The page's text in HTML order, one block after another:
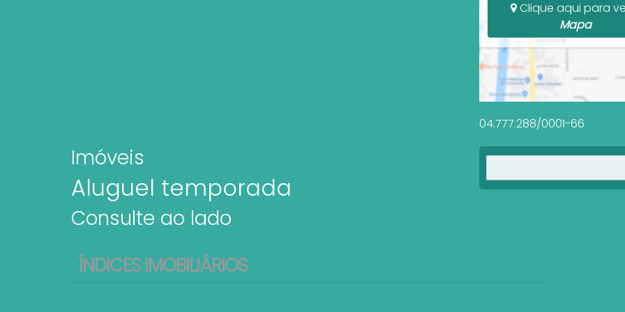
Clique aqui para
Mapa
04.777.288/0001-66
Imóveis
Aluguel temporada
Consulte ao lado
ÍNDICES IMOBILIÁRIOS